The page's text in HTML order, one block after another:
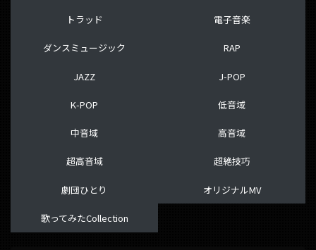
トラッド
ダンスミュージック
JAZZ
K-POP
中音域
超高音域
劇団ひとり
歌ってみたCollection
電子音楽
RAP
J-POP
低音域
高音域
超絶技巧
オリジナルMV